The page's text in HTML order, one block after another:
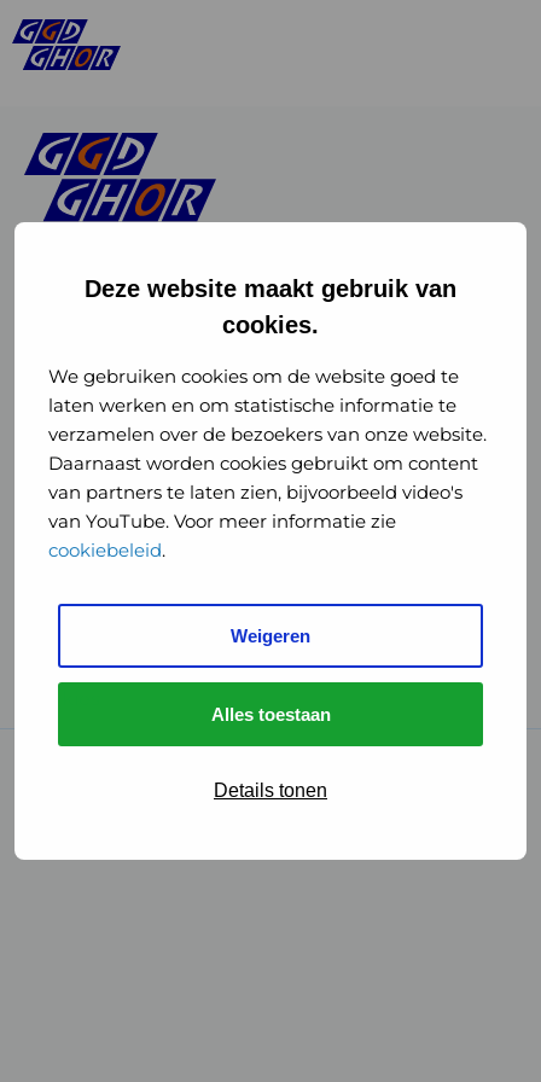
Deze website maakt gebruik van
cookies.
We gebruiken cookies om de website goed te
laten werken en om statistische informatie te
verzamelen over de bezoekers van onze website.
Daarnaast worden cookies gebruikt om content
van partners te laten zien, bijvoorbeeld video's
van YouTube. Voor meer informatie zie
cookiebeleid.
Weigeren
Alles toestaan
Details tonen
of
GGD
GHOR
Nederland
Instagram
of
GGD
GHOR
Nederland
GGD Reizen op social media
GGD Reizen
GGD Reisvaccinaties